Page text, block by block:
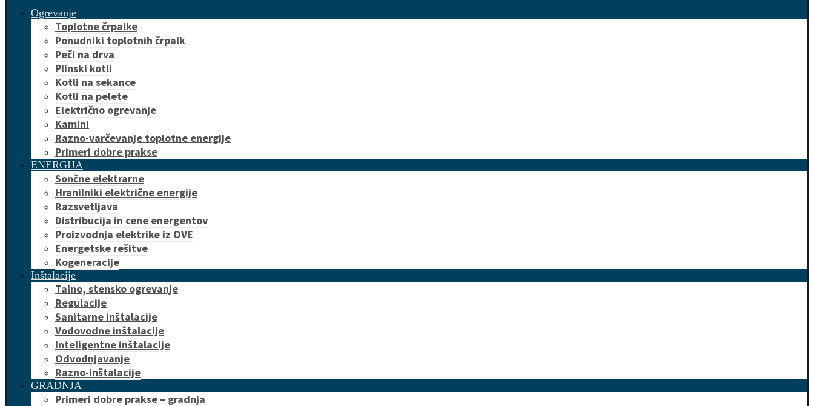
Ogrevanje
Toplotne črpalke
Ponudniki toplotnih črpalk
Peči na drva
Plinski kotli
Kotli na sekance
Kotli na pelete
Električno ogrevanje
Kamini
Razno-varčevanje toplotne energije
Primeri dobre prakse
ENERGIJA
Sončne elektrarne
Hranilniki električne energije
Razsvetljava
Distribucija in cene energentov
Proizvodnja elektrike iz OVE
Energetske rešitve
Kogeneracije
Inštalacije
Talno, stensko ogrevanje
Regulacije
Sanitarne inštalacije
Vodovodne inštalacije
Inteligentne inštalacije
Odvodnjavanje
Razno-inštalacije
GRADNJA
Primeri dobre prakse – gradnja